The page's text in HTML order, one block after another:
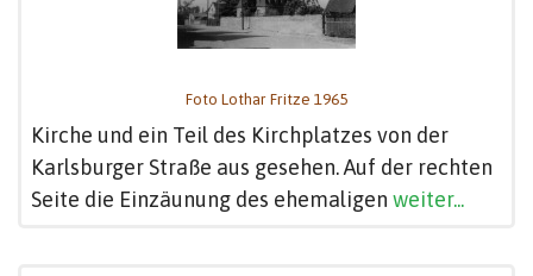
Foto Lothar Fritze 1965
Kirche und ein Teil des Kirchplatzes von der
Karlsburger Straße aus gesehen. Auf der rechten
Seite die Einzäunung des ehemaligen weiter...